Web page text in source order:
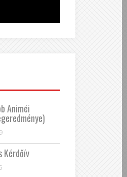
Animéi
Kérdőív